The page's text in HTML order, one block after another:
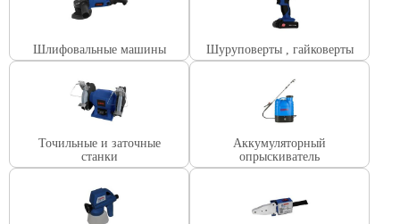
Шлифовальные машины Шуруповерты , гайковерты
Точильные и заточные
станки
Аккумуляторный
опрыскиватель